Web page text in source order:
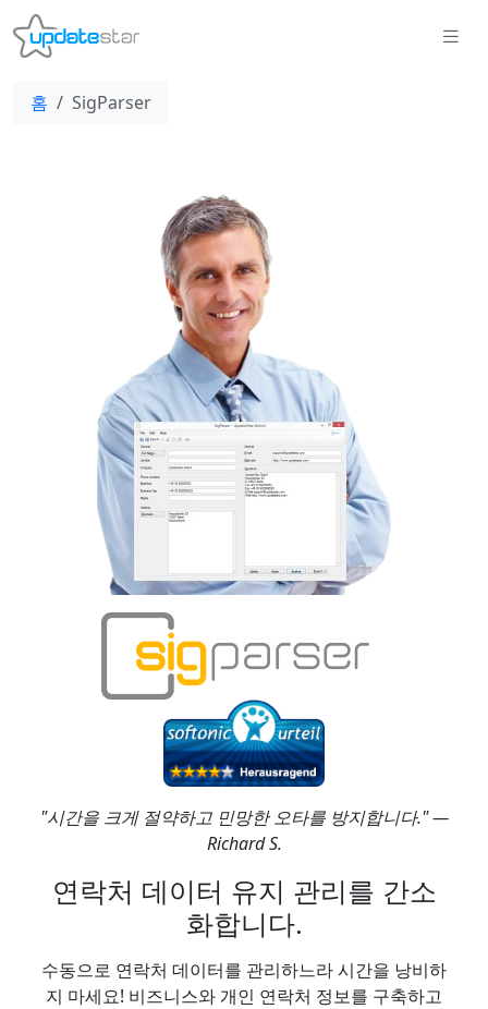
홈 SigParser
"시간을 크게 절약하고 민망한 오타를 방지합니다." —
Richard S.
연락처 데이터 유지 관리를 간소
화합니다.
수동으로 연락처 데이터를 관리하느라 시간을 낭비하
지 마세요! 비즈니스와 개인 연락처 정보를 구축하고